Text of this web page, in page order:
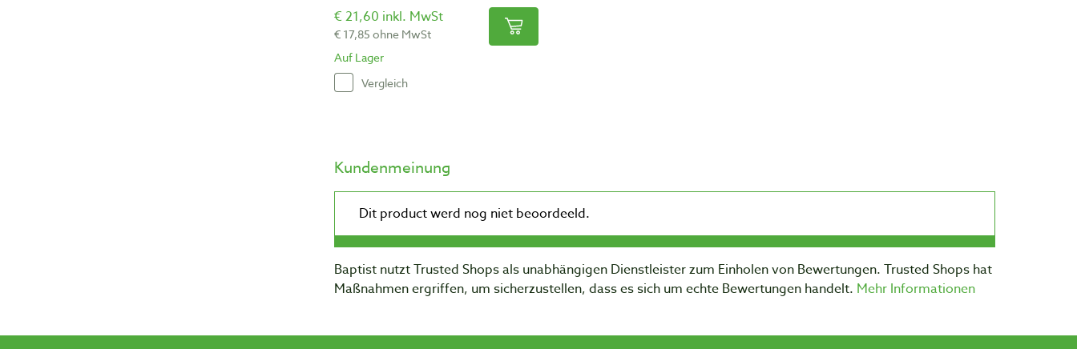
€ 21,60 inkl. MwSt
€ 17,85 ohne MwSt
Auf Lager
Vergleich
Kundenmeinung
Baptist nutzt Trusted Shops als unabhängigen Dienstleister zum Einholen von Bewertungen. Trusted Shops hat
Maßnahmen ergriffen, um sicherzustellen, dass es sich um echte Bewertungen handelt. Mehr Informationen